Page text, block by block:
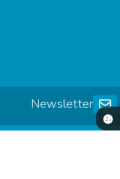
Newsletter